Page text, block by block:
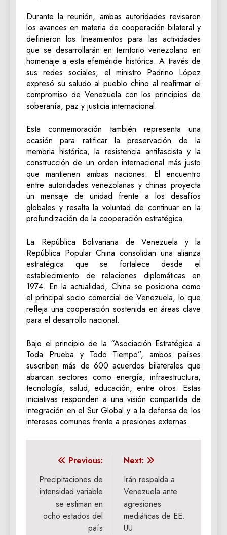
Durante la reunión, ambas autoridades revisaron
los avances en materia de cooperación bilateral y
definieron los lineamientos para las actividades
que se desarrollarán en territorio venezolano en
homenaje a esta efeméride histórica. A través de
sus redes sociales, el ministro Padrino López
expresó su saludo al pueblo chino al reafirmar el
compromiso de Venezuela con los principios de
soberanía, paz y justicia internacional.
Esta conmemoración también representa una
ocasión para ratificar la preservación de la
memoria histórica, la resistencia antifascista y la
construcción de un orden internacional más justo
que mantienen ambas naciones. El encuentro
entre autoridades venezolanas y chinas proyecta
un mensaje de unidad frente a los desafíos
globales y resalta la voluntad de continuar en la
profundización de la cooperación estratégica.
La República Bolivariana de Venezuela y la
República Popular China consolidan una alianza
estratégica que se fortalece desde el
establecimiento de relaciones diplomáticas en
1974. En la actualidad, China se posiciona como
el principal socio comercial de Venezuela, lo que
refleja una cooperación sostenida en áreas clave
para el desarrollo nacional.
Bajo el principio de la “Asociación Estratégica a
Toda Prueba y Todo Tiempo”, ambos países
suscriben más de 600 acuerdos bilaterales que
abarcan sectores como energía, infraestructura,
tecnología, salud, educación, entre otros. Estas
iniciativas responden a una visión compartida de
integración en el Sur Global y a la defensa de los
intereses comunes frente a presiones externas.
Navegación
de
entradas
Previous:
Precipitaciones de
intensidad variable
se estiman en
ocho estados del
país
Next:
Irán respalda a
Venezuela ante
agresiones
mediáticas de EE.
UU